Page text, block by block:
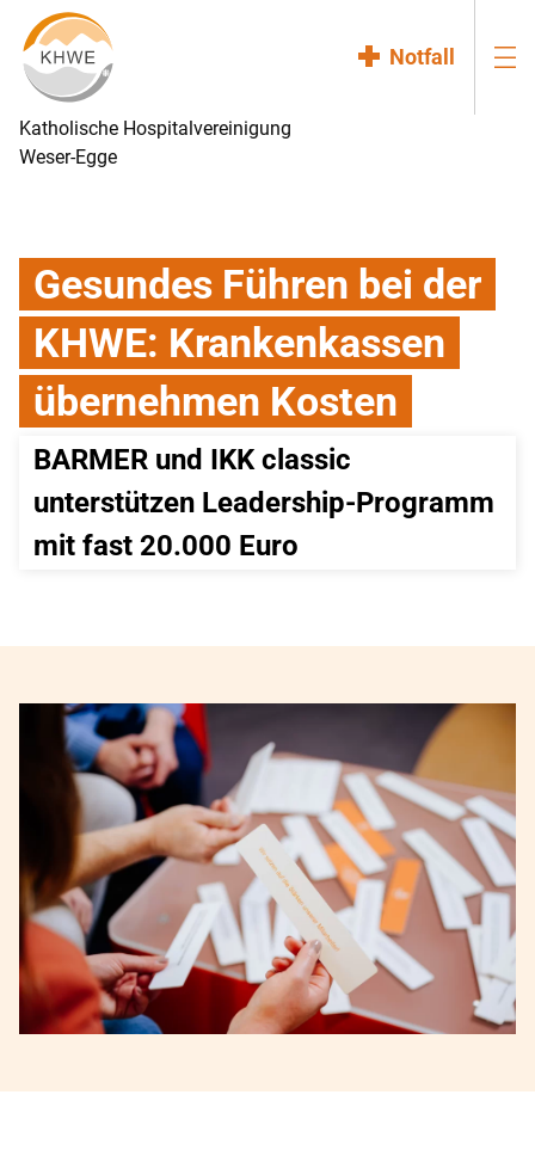
Katholische Hospitalvereinigung
Weser-Egge
Notfall
Gesundes Führen bei der
KHWE: Krankenkassen
übernehmen Kosten
BARMER und IKK classic
unterstützen Leadership-Programm
mit fast 20.000 Euro